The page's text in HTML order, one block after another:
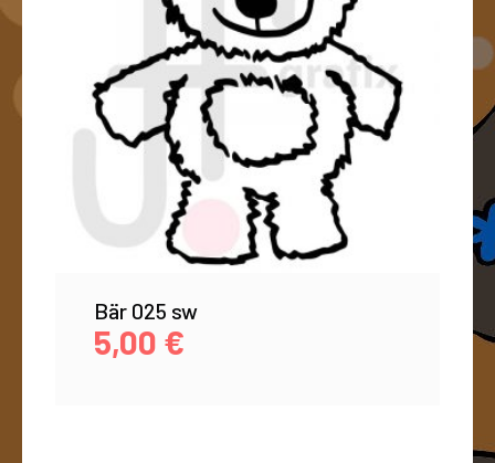
Bär 025 sw
5,00 €